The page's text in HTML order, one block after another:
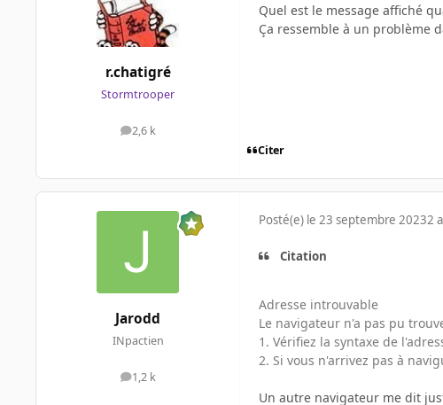
r.chatigré
Stormtrooper
2,6 k
messages
Quel est le message affiché
Ça ressemble à un problème
Citer
Jarodd
INpactien
1,2 k
messages
Posté(e) le 23 septembre 20232 a
Citation
Adresse introuvable
Le navigateur n'a pas pu
1. Vérifiez la syntaxe de
2. Si vous n'arrivez pas à
Un autre navigateur me dit